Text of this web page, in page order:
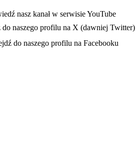
otwiera się w nowej karcie
nasz kanał w serwisie YouTube
nowej karcie
do naszego profilu na X (dawniej Twitter)
- otwiera się w nowej karcie
do naszego profilu na Facebooku